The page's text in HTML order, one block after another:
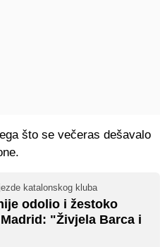
što se večeras dešavalo
katalonskog kluba
odolio i žestoko
"Živjela Barca i